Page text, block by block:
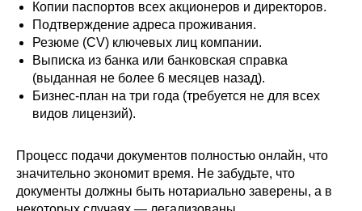
Копии паспортов всех акционеров и директоров.
Подтверждение адреса проживания.
Резюме (CV) ключевых лиц компании.
Выписка из банка или банковская справка
(выданная не более 6 месяцев назад).
Бизнес-план на три года (требуется не для всех
видов лицензий).
Процесс подачи документов полностью онлайн, что
значительно экономит время. Не забудьте, что
документы должны быть нотариально заверены, а в